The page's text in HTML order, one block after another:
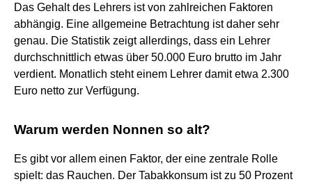
Das Gehalt des Lehrers ist von zahlreichen Faktoren
abhängig. Eine allgemeine Betrachtung ist daher sehr
genau. Die Statistik zeigt allerdings, dass ein Lehrer
durchschnittlich etwas über 50.000 Euro brutto im Jahr
verdient. Monatlich steht einem Lehrer damit etwa 2.300
Euro netto zur Verfügung.
Warum werden Nonnen so alt?
Es gibt vor allem einen Faktor, der eine zentrale Rolle
spielt: das Rauchen. Der Tabakkonsum ist zu 50 Prozent